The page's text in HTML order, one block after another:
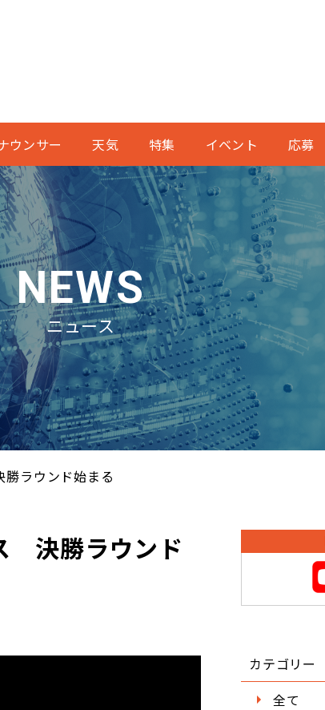
ウンサー 天気 特集 イベント 応募
NEWS
ニュース
ラウンド始まる
決勝ラウンド
カテゴリー
全て